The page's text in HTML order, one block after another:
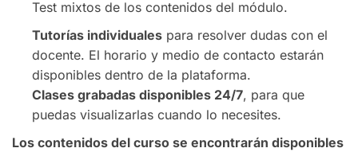
Test mixtos de los contenidos del módulo.
Tutorías individuales para resolver dudas con el
docente. El horario y medio de contacto estarán
disponibles dentro de la plataforma.
Clases grabadas disponibles 24/7, para que
puedas visualizarlas cuando lo necesites.
Los contenidos del curso se encontrarán disponibles